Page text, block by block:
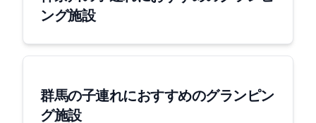
ング施設
群馬の子連れにおすすめのグランピン
グ施設